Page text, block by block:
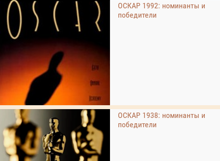
ОСКАР 1992: номинанты и
победители
ОСКАР 1938: номинанты и
победители